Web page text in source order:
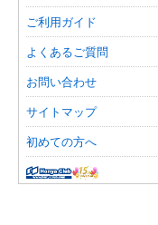
ご利用ガイド
よくあるご質問
お問い合わせ
サイトマップ
初めての方へ